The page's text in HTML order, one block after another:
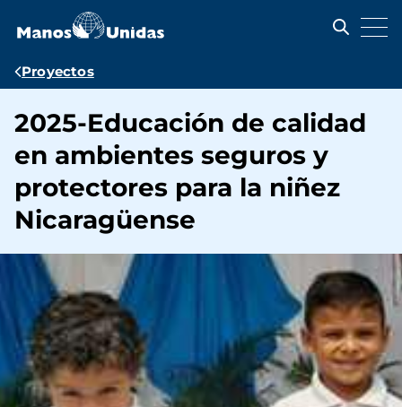
contenido
Ruta
navegación
Proyectos
2025-Educación de calidad
en ambientes seguros y
protectores para la niñez
Nicaragüense